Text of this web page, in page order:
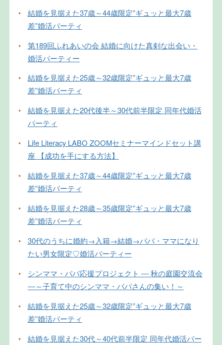
•
結婚を見据えた37歳～44歳限定”ギュッと最大7歳
差”婚活パーティ
•
第189回ふれあいの会 結婚に向けた真剣な出会い・
婚活パーティー
•
結婚を見据えた25歳～32歳限定”ギュッと最大7歳
差”婚活パーティ
•
結婚を見据えた20代後半～30代前半限定 同年代婚活
パーティ
•
Life Literacy LABO ZOOMセミナーマインドセット講
座 【成功を手にする方法】
•
結婚を見据えた37歳～44歳限定”ギュッと最大7歳
差”婚活パーティ
•
結婚を見据えた28歳～35歳限定”ギュッと最大7歳
差”婚活パーティ
•
30代のうちに婚約→入籍→結婚→パパ・ママになり
たい男女限定♡婚活パーティー
•
シンママ・パパ応援プロジェクト ― 秋の庭園交流会
―～子育て中のシンママ・パパさんの集い！～
•
結婚を見据えた25歳～32歳限定”ギュッと最大7歳
差”婚活パーティ
•
結婚を見据えた30代～40代前半限定 同年代婚活パー